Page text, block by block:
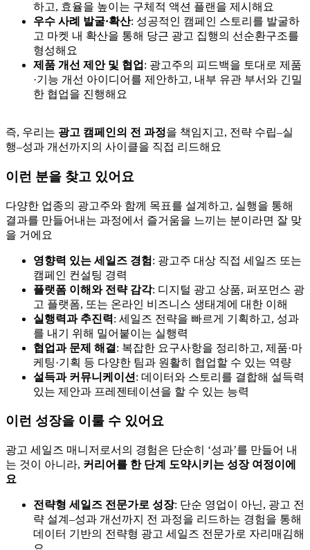
하고, 효율을 높이는 구체적 액션 플랜을 제시해요
우수 사례 발굴·확산: 성공적인 캠페인 스토리를 발굴하
고 마켓 내 확산을 통해 당근 광고 집행의 선순환구조를
형성해요
제품 개선 제안 및 협업 : 광고주의 피드백을 토대로 제품
·기능 개선 아이디어를 제안하고, 내부 유관 부서와 긴밀
한 협업을 진행해요
즉, 우리는 광고 캠페인의 전 과정을 책임지고, 전략 수립–실
행–성과 개선까지의 사이클을 직접 리드해요
이런 분을 찾고 있어요
다양한 업종의 광고주와 함께 목표를 설계하고, 실행을 통해
결과를 만들어내는 과정에서 즐거움을 느끼는 분이라면 잘 맞
을 거에요
영향력 있는 세일즈 경험 : 광고주 대상 직접 세일즈 또는
캠페인 컨설팅 경력
플랫폼 이해와 전략 감각: 디지털 광고 상품, 퍼포먼스 광
고 플랫폼, 또는 온라인 비즈니스 생태계에 대한 이해
실행력과 추진력: 세일즈 전략을 빠르게 기획하고, 성과
를 내기 위해 밀어붙이는 실행력
협업과 문제 해결 : 복잡한 요구사항을 정리하고, 제품·마
케팅·기획 등 다양한 팀과 원활히 협업할 수 있는 역량
설득과 커뮤니케이션 : 데이터와 스토리를 결합해 설득력
있는 제안과 프레젠테이션을 할 수 있는 능력
이런 성장을 이룰 수 있어요
광고 세일즈 매니저로서의 경험은 단순히 ‘성과’를 만들어 내
는 것이 아니라, 커리어를 한 단계 도약시키는 성장 여정이에
요
전략형 세일즈 전문가로 성장: 단순 영업이 아닌, 광고 전
략 설계–성과 개선까지 전 과정을 리드하는 경험을 통해
데이터 기반의 전략형 광고 세일즈 전문가로 자리매김해